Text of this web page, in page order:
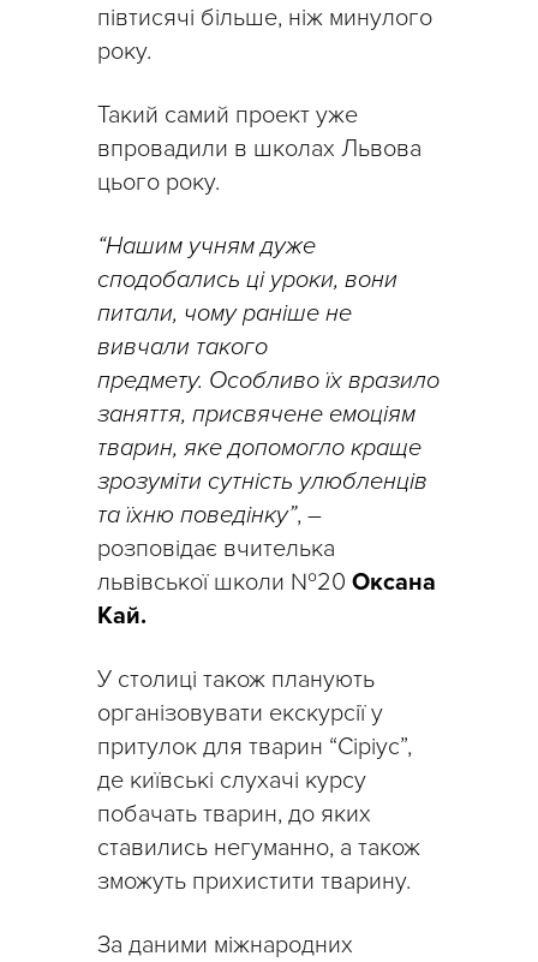
півтисячі більше, ніж минулого
року.
Такий самий проект уже
впровадили в школах Львова
цього року.
“Нашим учням дуже
сподобались ці уроки, вони
питали, чому раніше не
вивчали такого
предмету. Особливо їх вразило
заняття, присвячене емоціям
тварин, яке допомогло краще
зрозуміти сутність улюбленців
та їхню поведінку”, –
розповідає вчителька
львівської школи №20 Оксана
Кай.
У столиці також планують
організовувати екскурсії у
притулок для тварин “Сіріус”,
де київські слухачі курсу
побачать тварин, до яких
ставились негуманно, а також
зможуть прихистити тварину.
За даними міжнародних